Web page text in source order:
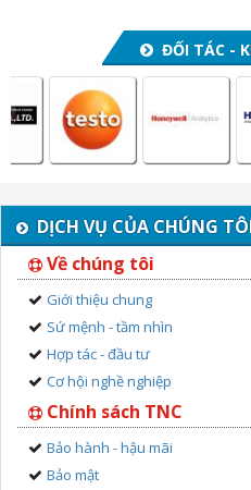
ĐỐI TÁC -
DỊCH VỤ CỦA CHÚNG
Về chúng tôi
Giới thiệu chung
Sứ mệnh - tầm nhìn
Hợp tác - đầu tư
Cơ hội nghề nghiệp
Chính sách TNC
Bảo hành - hậu mãi
Bảo mật